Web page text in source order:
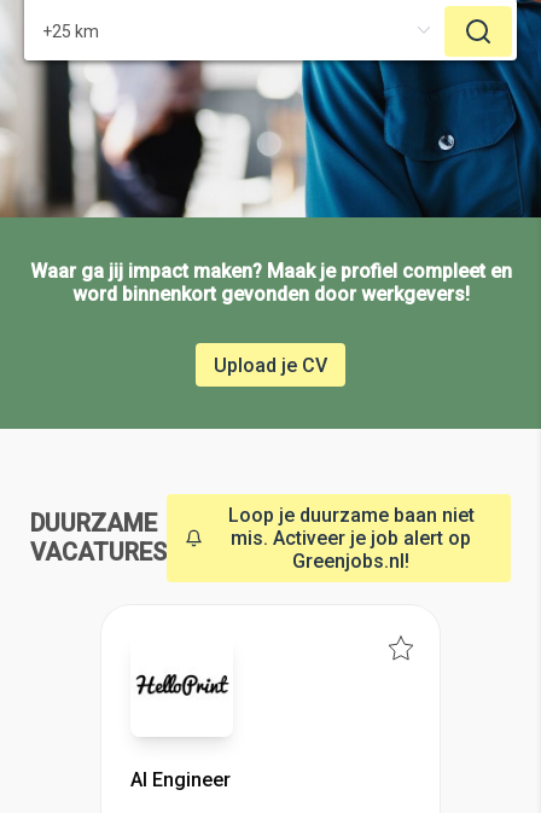
Waar ga jij impact maken? Maak je profiel compleet en
word binnenkort gevonden door werkgevers!
Upload je CV
DUURZAME
VACATURES
Loop je duurzame baan niet
mis. Activeer je job alert op
Greenjobs.nl!
AI Engineer